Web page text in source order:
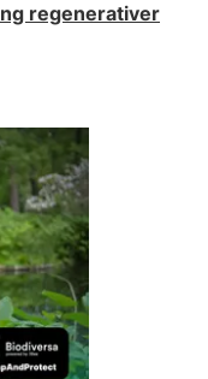
regenerativer